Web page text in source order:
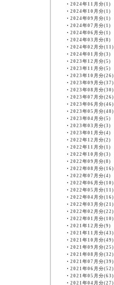
・ 2024年11月分(1)
・ 2024年10月分(1)
・ 2024年09月分(1)
・ 2024年07月分(1)
・ 2024年06月分(1)
・ 2024年03月分(8)
・ 2024年02月分(11)
・ 2024年01月分(3)
・ 2023年12月分(5)
・ 2023年11月分(5)
・ 2023年10月分(26)
・ 2023年09月分(37)
・ 2023年08月分(30)
・ 2023年07月分(26)
・ 2023年06月分(46)
・ 2023年05月分(48)
・ 2023年04月分(5)
・ 2023年03月分(3)
・ 2023年01月分(4)
・ 2022年12月分(2)
・ 2022年11月分(1)
・ 2022年10月分(3)
・ 2022年09月分(8)
・ 2022年08月分(16)
・ 2022年07月分(4)
・ 2022年06月分(10)
・ 2022年05月分(11)
・ 2022年04月分(16)
・ 2022年03月分(21)
・ 2022年02月分(22)
・ 2022年01月分(10)
・ 2021年12月分(9)
・ 2021年11月分(43)
・ 2021年10月分(49)
・ 2021年09月分(25)
・ 2021年08月分(32)
・ 2021年07月分(39)
・ 2021年06月分(52)
・ 2021年05月分(63)
・ 2021年04月分(27)